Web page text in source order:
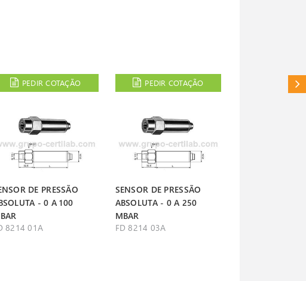
PEDIR COTAÇÃO PEDIR COTAÇÃO
DE PRESSÃO
- 0 A 100
8214 01A
SENSOR DE PRESSÃO
ABSOLUTA - 0 A 250
MBAR
FD 8214 03A